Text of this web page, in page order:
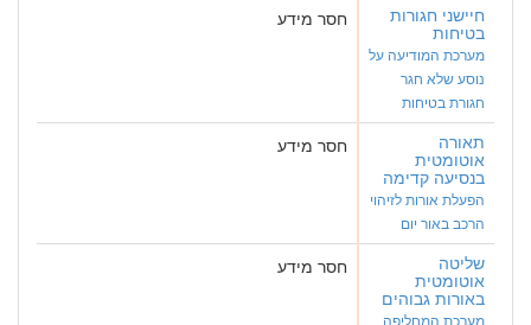
חיישני חגורות
בטיחות
מערכת המודיעה על
נוסע שלא חגר
חגורת בטיחות
חסר מידע
תאורה
אוטומטית
בנסיעה קדימה
הפעלת אורות לזיהוי
הרכב באור יום
חסר מידע
שליטה
אוטומטית
באורות גבוהים
מערכת המחליפה
חסר מידע